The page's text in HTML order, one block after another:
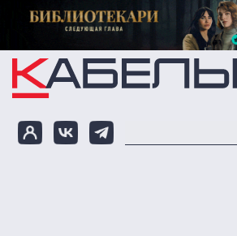
Перейти к основному содержанию